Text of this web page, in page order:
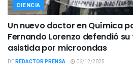
CIENCIA
Un nuevo doctor en Química
Fernando Lorenzo defendió
asistida por microondas
DEREDACTOR PRENSA 06/12/2025